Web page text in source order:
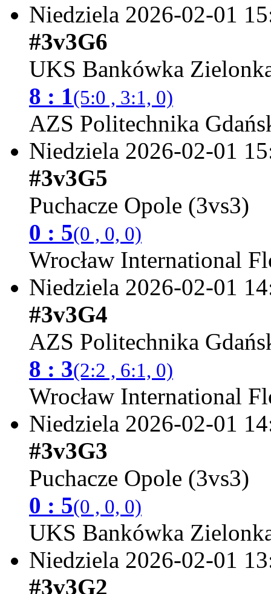
Niedziela 2026-02-01
#3v3G6
UKS Bankówka
8 : 1(5:0 , 3:1, 0)
AZS Politechnika
Niedziela 2026-02-01
#3v3G5
Puchacze Opole (3vs3)
0 : 5(0 , 0, 0)
Wrocław International
Niedziela 2026-02-01
#3v3G4
AZS Politechnika
8 : 3(2:2 , 6:1, 0)
Wrocław International
Niedziela 2026-02-01
#3v3G3
Puchacze Opole (3vs3)
0 : 5(0 , 0, 0)
UKS Bankówka
Niedziela 2026-02-01
#3v3G2